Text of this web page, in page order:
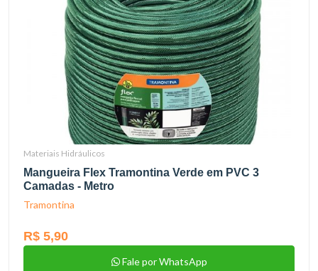
Materiais Hidráulicos
Mangueira Flex Tramontina Verde em PVC 3
Camadas - Metro
Tramontina
R$ 5,90
Fale por WhatsApp